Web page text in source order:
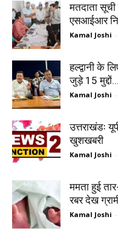
मतदाता
एसआईआर
Kamal Joshi -
हल्द्वानी के
जुड़े 15 मुद्दों...
Kamal Joshi -
उत्तराखंडः
खुशखबरी
Kamal Joshi -
ममता हुई
रबर देख
Kamal Joshi -